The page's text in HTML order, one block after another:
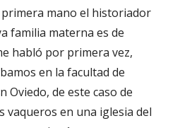
mano el historiador
familia materna es de
habló por primera vez,
en la facultad de
Oviedo, de este caso de
vaqueros en una iglesia del